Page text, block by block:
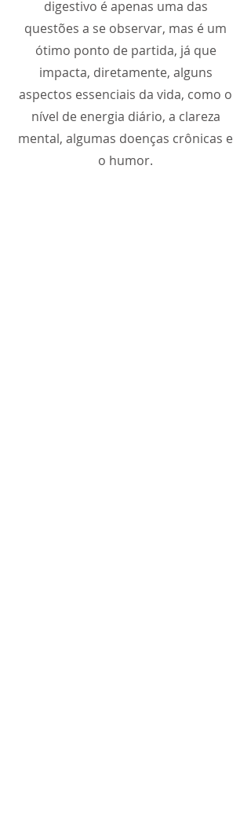
digestivo é apenas uma das
questões a se observar, mas é um
ótimo ponto de partida, já que
impacta, diretamente, alguns
aspectos essenciais da vida, como o
nível de energia diário, a clareza
mental, algumas doenças crônicas e
o humor.